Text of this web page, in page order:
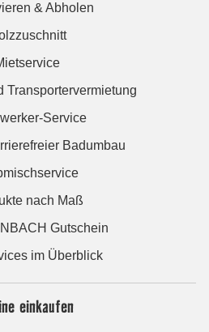
& Abholen
Transportervermietung
Service
Badumbau
nach Maß
Gutschein
im Überblick
einkaufen